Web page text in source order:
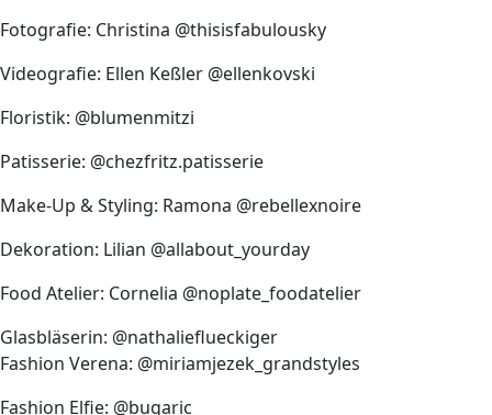
Fotografie: Christina @thisisfabulousky
Videografie: Ellen Keßler @ellenkovski
Floristik: @blumenmitzi
Patisserie: @chezfritz.patisserie
Make-Up & Styling: Ramona @rebellexnoire
Dekoration: Lilian @allabout_yourday
Food Atelier: Cornelia @noplate_foodatelier
Glasbläserin: @nathalieflueckiger
Fashion Verena: @miriamjezek_grandstyles
Fashion Elfie: @bugaric_